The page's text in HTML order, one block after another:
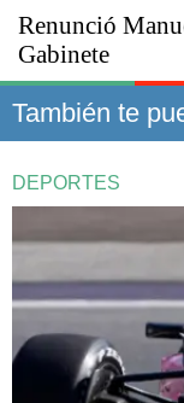
Renunció
Gabinete
También te
DEPORTES